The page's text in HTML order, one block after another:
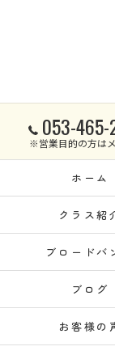
053-465-
※営業目的の方は
ホーム
クラス紹
ブロードバ
ブログ
お客様の